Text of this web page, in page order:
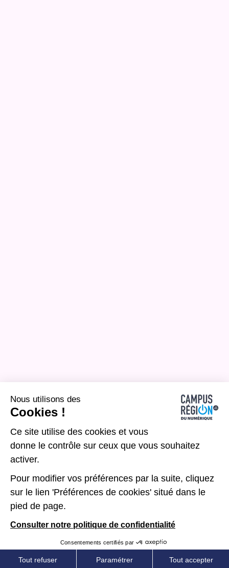
Nous utilisons des
Cookies !
Ce site utilise des cookies et vous
donne le contrôle sur ceux que vous souhaitez
activer.
Pour modifier vos préférences par la suite, cliquez
sur le lien 'Préférences de cookies' situé dans le
pied de page.
Consulter notre politique de confidentialité
Consentements certifiés par
Tout refuser Paramétrer Tout accepter